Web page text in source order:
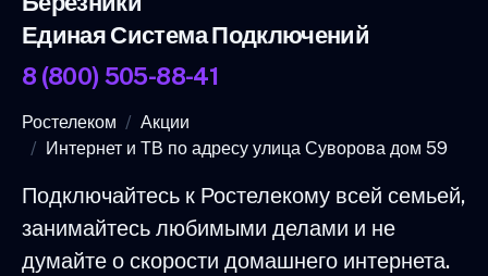
Единая Система Подключений
8 (800) 505-88-41
Ростелеком
Акции
Интернет и ТВ по адресу улица Суворова дом 59
Подключайтесь к Ростелекому всей семьей,
занимайтесь любимыми делами и не
думайте о скорости домашнего интернета.